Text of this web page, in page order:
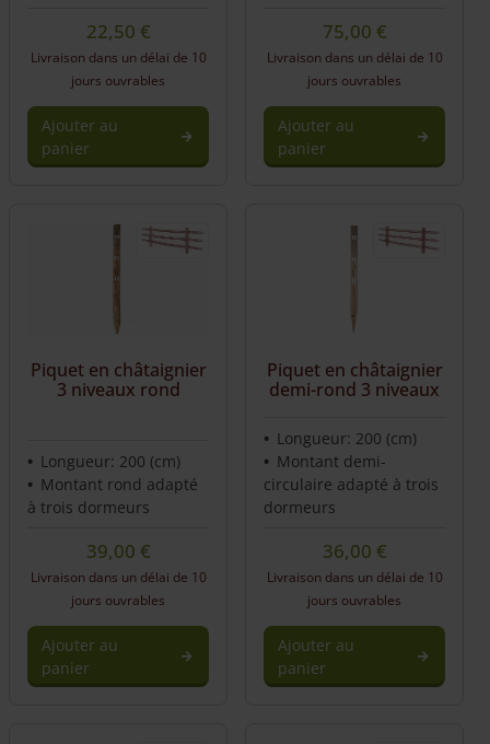
22,50 €
Livraison dans un délai de 10
jours ouvrables
Ajouter au
panier
75,00 €
Livraison dans un délai de 10
jours ouvrables
Ajouter au
panier
Piquet en châtaignier
3 niveaux rond
Longueur: 200 (cm)
Montant rond adapté
à trois dormeurs
39,00 €
Livraison dans un délai de 10
jours ouvrables
Ajouter au
panier
Piquet en châtaignier
demi-rond 3 niveaux
Longueur: 200 (cm)
Montant demi-
circulaire adapté à trois
dormeurs
36,00 €
Livraison dans un délai de 10
jours ouvrables
Ajouter au
panier